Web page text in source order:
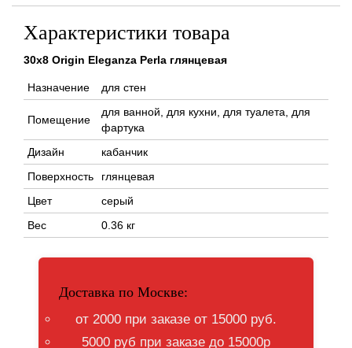
Характеристики товара
30x8 Origin Eleganza Perla глянцевая
Назначение для стен
Помещение
для ванной, для кухни, для туалета, для
фартука
Дизайн
кабанчик
Поверхность
глянцевая
Цвет
серый
Вес
0.36 кг
Доставка по Москве:
от 2000 при заказе от 15000 руб.
5000 руб при заказе до 15000р